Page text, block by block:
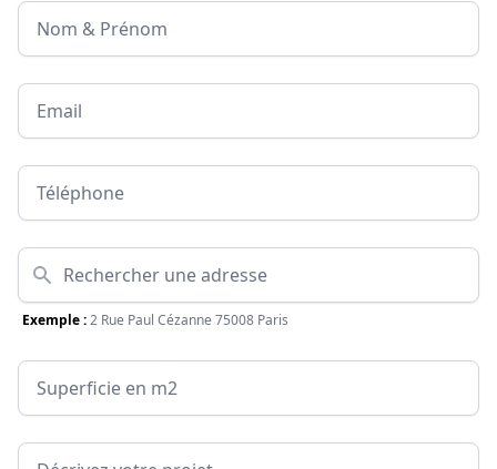
Nom & Prénom
Email
Téléphone
Adresse
Exemple :2 Rue Paul Cézanne 75008 Paris
Surface
Message